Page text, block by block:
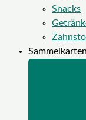
Snacks
Sammelkarten